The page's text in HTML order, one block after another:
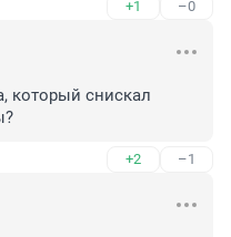
+1 –0
который снискал
+2 –1